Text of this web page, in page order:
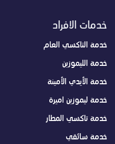
خدمات الافراد
خدمة التاكسي العام
خدمة الليموزين
خدمة الأيدي الأمينة
خدمة ليموزين اميرة
خدمة تاكسي المطار
خدمة سائقي